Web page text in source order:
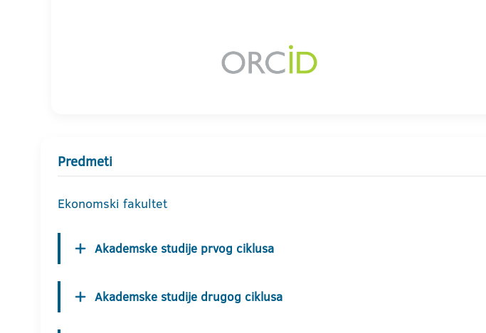
Predmeti
Ekonomski fakultet
Akademske studije prvog ciklusa
Akademske studije drugog ciklusa